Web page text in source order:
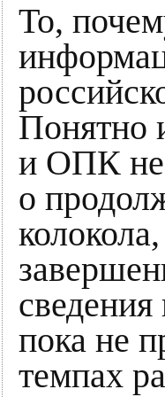
То,
Понятно
и ОПК не
о
пока не
темпах